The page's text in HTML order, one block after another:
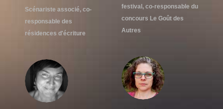
Scénariste associé, co-
responsable des
résidences d'écriture
festival, co-responsable du
concours Le Goût des
Autres